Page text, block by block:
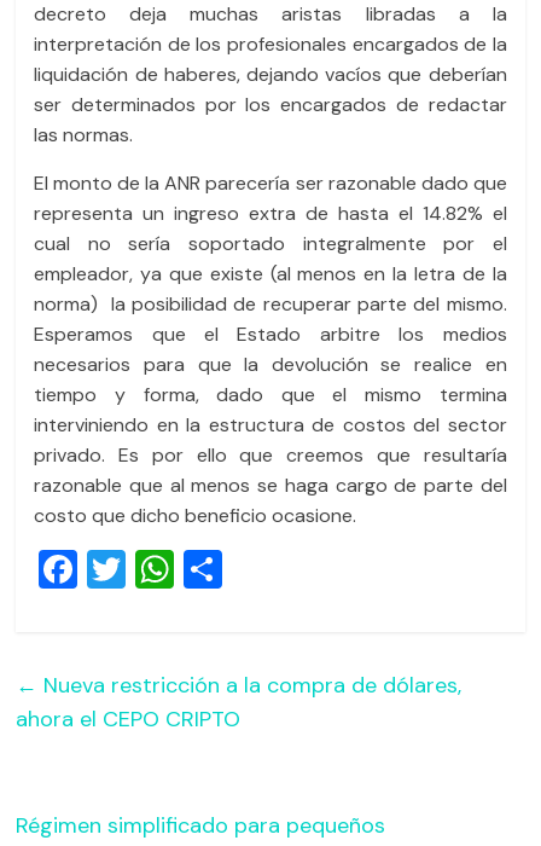
decreto deja muchas aristas libradas a la
interpretación de los profesionales encargados de la
liquidación de haberes, dejando vacíos que deberían
ser determinados por los encargados de redactar
las normas.
El monto de la ANR parecería ser razonable dado que
representa un ingreso extra de hasta el 14.82% el
cual no sería soportado integralmente por el
empleador, ya que existe (al menos en la letra de la
norma) la posibilidad de recuperar parte del mismo.
Esperamos que el Estado arbitre los medios
necesarios para que la devolución se realice en
tiempo y forma, dado que el mismo termina
interviniendo en la estructura de costos del sector
privado. Es por ello que creemos que resultaría
razonable que al menos se haga cargo de parte del
costo que dicho beneficio ocasione.
F
e
b
T
er
W
s
A
p
ar
← Nueva restricción a la compra de dólares,
ahora el CEPO CRIPTO
Régimen simplificado para pequeños